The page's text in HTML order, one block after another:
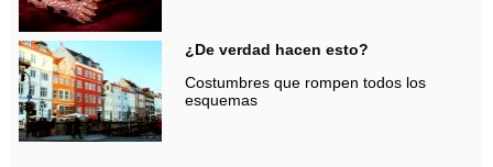
¿De verdad hacen esto?
Costumbres que rompen todos los
esquemas